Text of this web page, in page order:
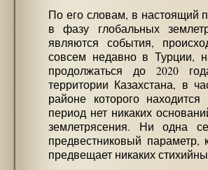
По его словам, в настоящий
в фазу глобальных
являются события,
совсем недавно в Турции,
продолжаться до 2020
территории Казахстана, в
районе которого
период нет никаких
землетрясения. Ни одна
предвестниковый
предвещает никаких